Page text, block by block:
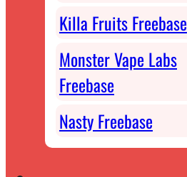
Killa Fruits Freebase
Monster Vape Labs
Freebase
Nasty Freebase